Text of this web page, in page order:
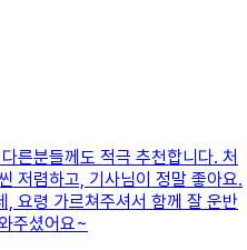
른분들께도 적극 추천합니다. 처
저렴하고, 기사님이 정말 좋아요.
, 요령 가르쳐주셔서 함께 잘 운반
주셨어요~